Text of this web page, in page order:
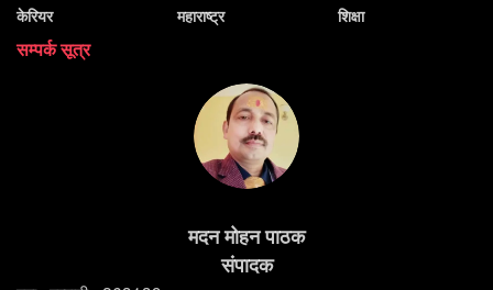
केरियर
महाराष्ट्र
शिक्षा
सम्पर्क सूत्र
मदन मोहन पाठक
संपादक